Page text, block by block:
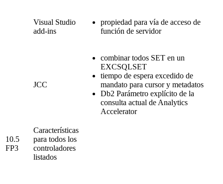
Visual Studio
add-ins
propiedad para vía de acceso de
función de servidor
JCC
combinar todos SET en un
EXCSQLSET
tiempo de espera excedido de
mandato para cursor y metadatos
Db2 Parámetro explícito de la
consulta actual de Analytics
Accelerator
10.5
FP3
Características
para todos los
controladores
listados